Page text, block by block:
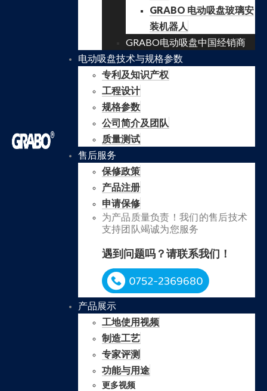
GRABO 电动吸盘玻璃安
装机器人
GRABO电动吸盘中国经销商
电动吸盘技术与规格参数
专利及知识产权
工程设计
规格参数
公司简介及团队
质量测试
售后服务
保修政策
产品注册
申请保修
为产品质量负责！我们的售后技术
支持团队竭诚为您服务
遇到问题吗？请联系我们！
产品展示
工地使用视频
制造工艺
专家评测
功能与用途
更多视频